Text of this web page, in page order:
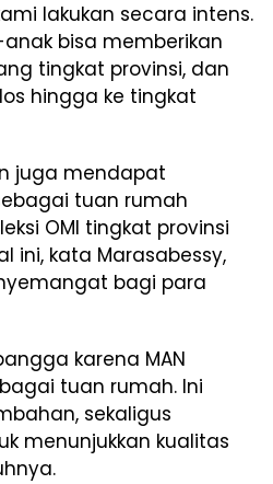
lakukan secara intens.
bisa memberikan
tingkat provinsi, dan
hingga ke tingkat
juga mendapat
tuan rumah
OMI tingkat provinsi
ini, kata Marasabessy,
bagi para
karena MAN
tuan rumah. Ini
sekaligus
menunjukkan kualitas